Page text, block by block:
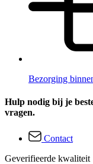
Bezorging
Hulp nodig bij je
vragen.
Contact
Geverifieerde kwaliteit